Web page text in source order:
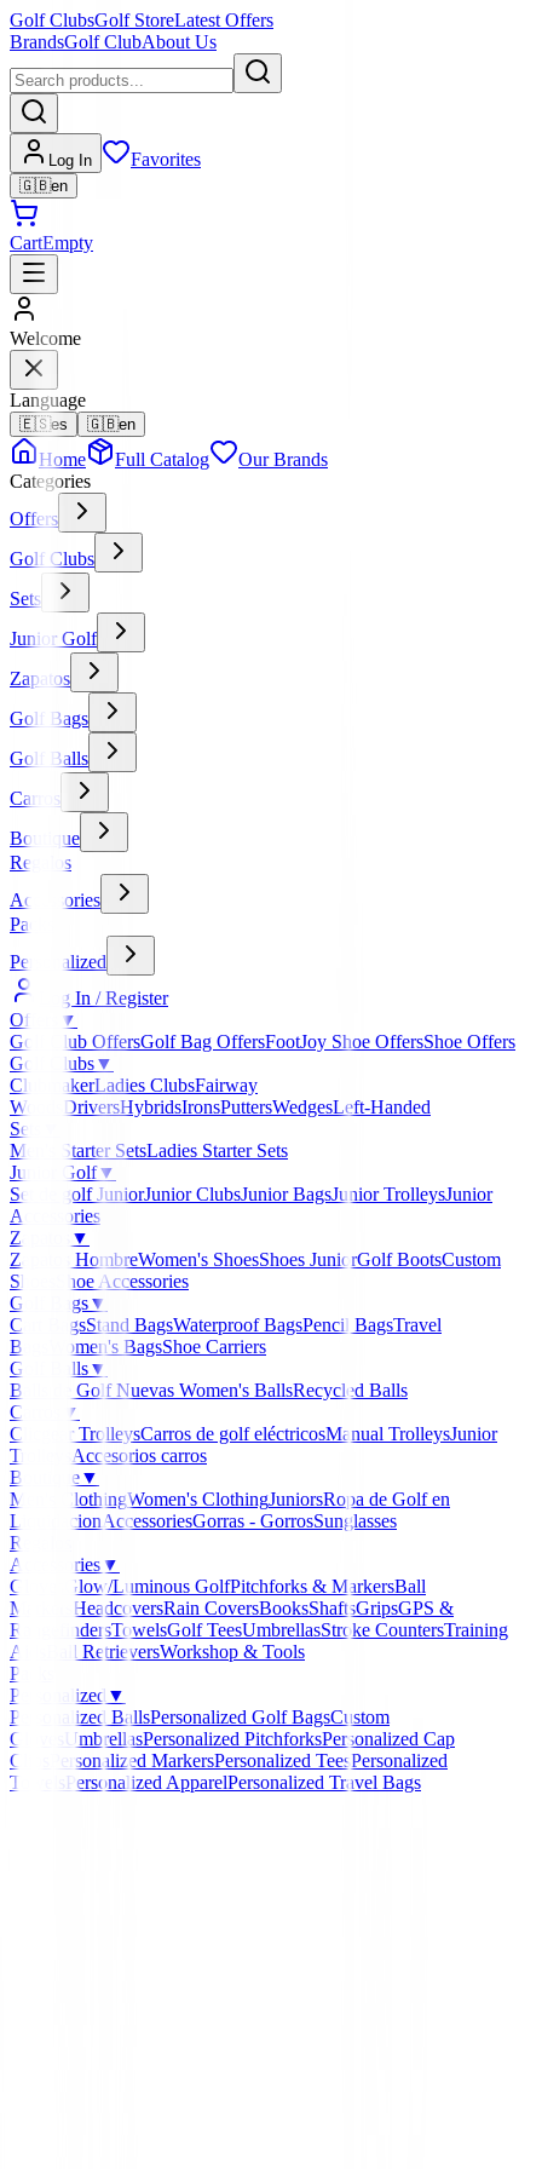
Golf ClubsGolf StoreLatest Offers
BrandsGolf ClubAbout Us
Log In Favorites
🇬🇧en
CartEmpty
Welcome
Language
🇪🇸es 🇬🇧en
Home Full Catalog
Our Brands
Categories
Offers
Golf Clubs
Sets
Junior Golf
Zapatos
Golf Bags
Golf Balls
Carros
Boutique
Regalos
Accessories
Packs
Personalized
Log In / Register
Offers
▼
Golf Club OffersGolf Bag OffersFootJoy Shoe OffersShoe Offers
Golf Clubs▼
ClubmakerLadies ClubsFairway
Woods
DriversHybridsIronsPuttersWedgesLeft-Handed
Sets
Men's Starter SetsLadies Starter Sets
Junior Golf▼
Set de golf JuniorJunior ClubsJunior BagsJunior TrolleysJunior
Accessories
Zapatos
▼
Zapatos HombreWomen's ShoesShoes JuniorGolf BootsCustom
Shoes
Shoe Accessories
Golf Bags▼
Cart BagsStand BagsWaterproof BagsPencil BagsTravel
Bags
Women's BagsShoe Carriers
Golf Balls▼
Balls de Golf Nuevas Women's BallsRecycled Balls
Carros
▼
Clicgear TrolleysCarros de golf eléctricosManual TrolleysJunior
Trolleys
Accesorios carros
Boutique▼
Men's ClothingWomen's ClothingJuniorsRopa de Golf en
LiquidacionAccessoriesGorras - GorrosSunglasses
Regalos
Accessories ▼
Gloves
Glow/Luminous GolfPitchforks & MarkersBall
Markers
HeadcoversRain CoversBooksShaftsGripsGPS &
RangefindersTowelsGolf TeesUmbrellasStroke CountersTraining
Aids
Ball RetrieversWorkshop & Tools
Packs
Personalized ▼
Personalized BallsPersonalized Golf BagsCustom
Gloves
UmbrellasPersonalized PitchforksPersonalized Cap
Clips
Personalized MarkersPersonalized TeesPersonalized
TowelsPersonalized ApparelPersonalized Travel Bags